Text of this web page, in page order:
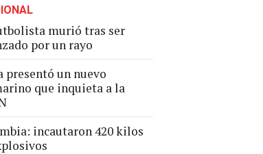
murió tras ser
por un rayo
presentó un nuevo
que inquieta a la
incautaron 420 kilos